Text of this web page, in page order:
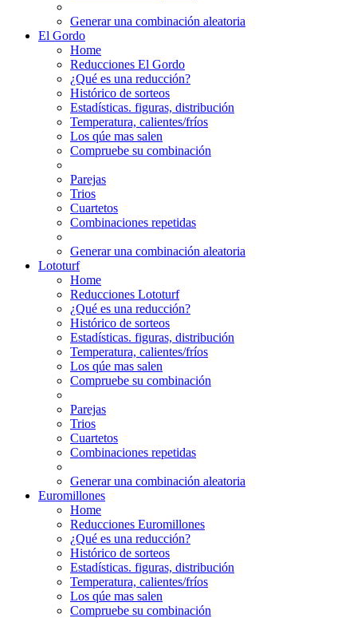
Generar una combinación aleatoria
El Gordo
Home
Reducciones El Gordo
¿Qué es una reducción?
Histórico de sorteos
Estadísticas. figuras, distribución
Temperatura, calientes/fríos
Los qúe mas salen
Compruebe su combinación
Parejas
Trios
Cuartetos
Combinaciones repetidas
Generar una combinación aleatoria
Lototurf
Home
Reducciones Lototurf
¿Qué es una reducción?
Histórico de sorteos
Estadísticas. figuras, distribución
Temperatura, calientes/fríos
Los qúe mas salen
Compruebe su combinación
Parejas
Trios
Cuartetos
Combinaciones repetidas
Generar una combinación aleatoria
Euromillones
Home
Reducciones Euromillones
¿Qué es una reducción?
Histórico de sorteos
Estadísticas. figuras, distribución
Temperatura, calientes/fríos
Los qúe mas salen
Compruebe su combinación